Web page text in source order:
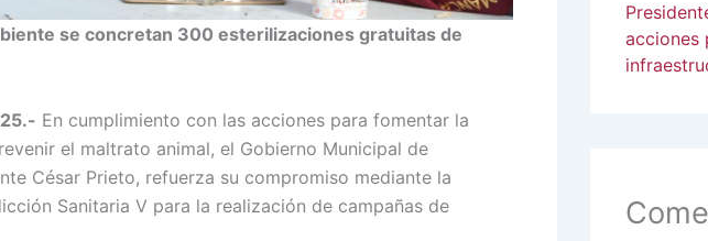
se concretan 300 esterilizaciones gratuitas de
En cumplimiento con las acciones para fomentar la
el maltrato animal, el Gobierno Municipal de
César Prieto, refuerza su compromiso mediante la
Sanitaria V para la realización de campañas de
acciones